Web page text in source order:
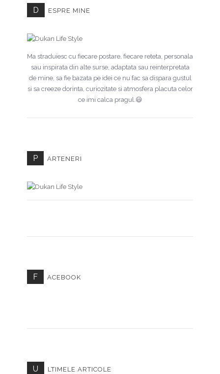
D ESPRE MINE
Ma straduiesc cu fiecare postare, fiecare reteta, personala
sau inspirata din alte surse, adaptata sau reinterpretata
de mine, sa fie bazata pe idei ce nu fac sa dispara gustul
si sa creeze dorinta, curiozitate si atmosfera placuta celor
ce imi calca pragul.😃
P ARTENERI
F ACEBOOK
U LTIMELE ARTICOLE